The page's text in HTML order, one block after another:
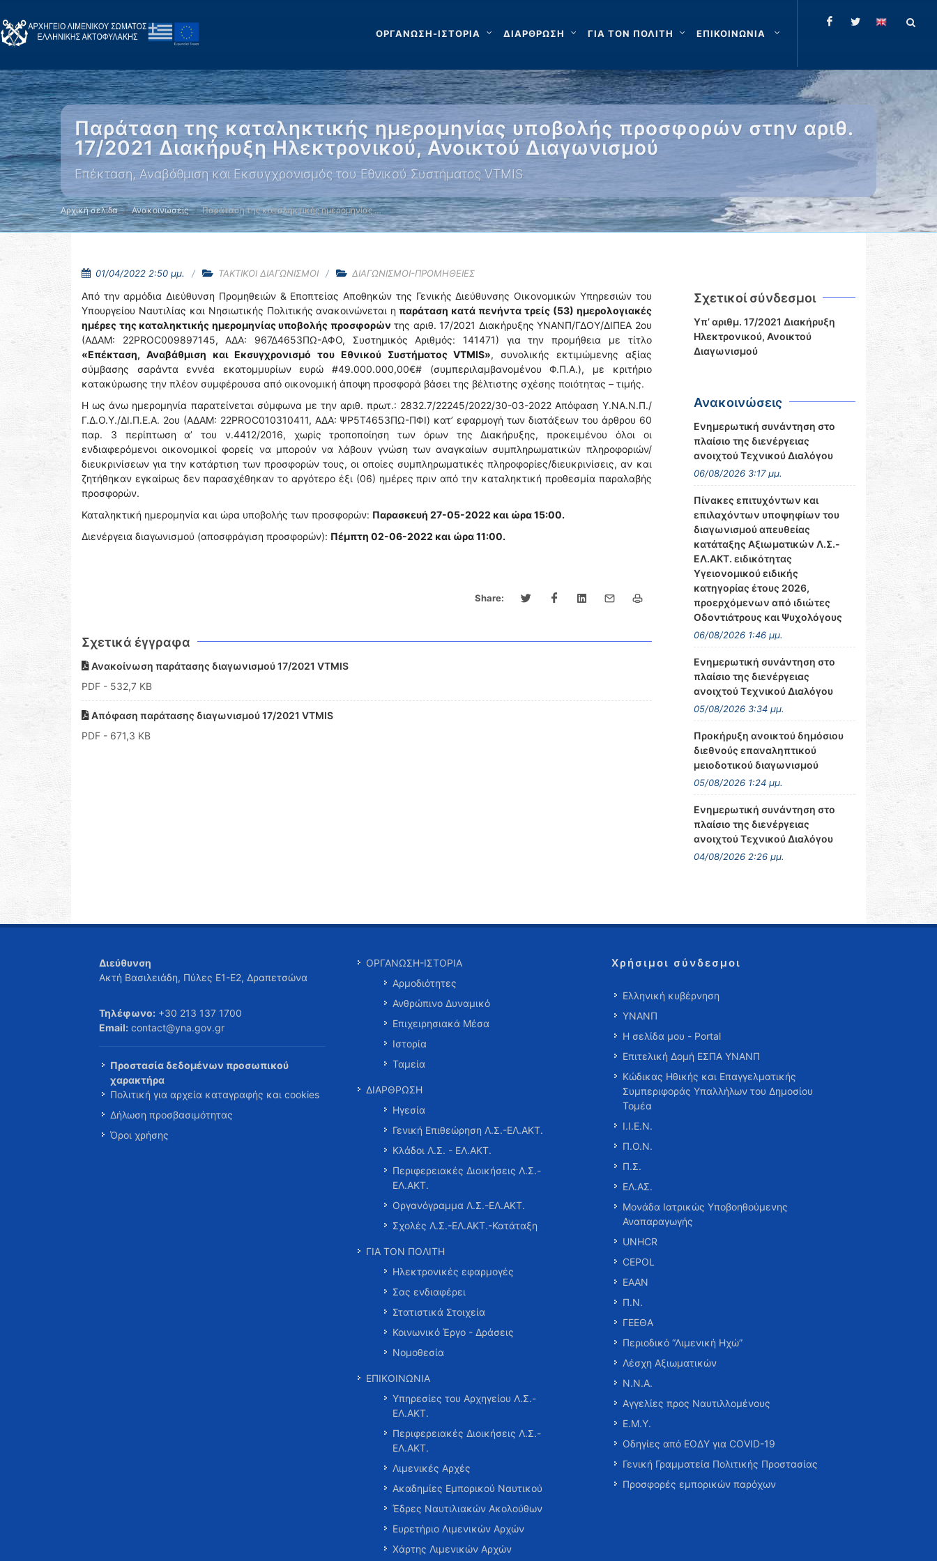
ΟΡΓΑΝΩΣΗ-ΙΣΤΟΡΙΑ ΔΙΑΡΘΡΩΣΗ ΓΙΑ ΤΟΝ ΠΟΛΙΤΗ ΕΠΙΚΟΙΝΩΝΙΑ
Παράταση της καταληκτικής ημερομηνίας υποβολής προσφορών στην αριθ.
17/2021 Διακήρυξη Ηλεκτρονικού, Ανοικτού Διαγωνισμού
Επέκταση, Αναβάθμιση και Εκσυγχρονισμός του Εθνικού Συστήματος VTMIS
Αρχική σελίδα Ανακοινώσεις Παράταση της καταληκτικής ημερομηνίας …
01/04/2022 2:50 μμ. ΤΑΚΤΙΚΟΙ ΔΙΑΓΩΝΙΣΜΟΙ ΔΙΑΓΩΝΙΣΜΟΙ-ΠΡΟΜΗΘΕΙΕΣ
Από την αρμόδια Διεύθυνση Προμηθειών & Εποπτείας Αποθηκών της Γενικής Διεύθυνσης Οικονομικών Υπηρεσιών του
Υπουργείου Ναυτιλίας και Νησιωτικής Πολιτικής ανακοινώνεται η παράταση κατά πενήντα τρείς (53) ημερολογιακές
ημέρες της καταληκτικής ημερομηνίας υποβολής προσφορών της αριθ. 17/2021 Διακήρυξης ΥΝΑΝΠ/ΓΔΟΥ/ΔΙΠΕΑ 2ου
(ΑΔΑΜ: 22PROC009897145, ΑΔΑ: 967Δ4653ΠΩ-ΑΦΟ, Συστημικός Αριθμός: 141471) για την προμήθεια με τίτλο
«Επέκταση, Αναβάθμιση και Εκσυγχρονισμό του Εθνικού Συστήματος VTMIS», συνολικής εκτιμώμενης αξίας
σύμβασης σαράντα εννέα εκατομμυρίων ευρώ #49.000.000,00€# (συμπεριλαμβανομένου Φ.Π.Α.), με κριτήριο
κατακύρωσης την πλέον συμφέρουσα από οικονομική άποψη προσφορά βάσει της βέλτιστης σχέσης ποιότητας – τιμής.
Η ως άνω ημερομηνία παρατείνεται σύμφωνα με την αριθ. πρωτ.: 2832.7/22245/2022/30-03-2022 Απόφαση Υ.ΝΑ.Ν.Π./
Γ.Δ.Ο.Υ./ΔΙ.Π.Ε.Α. 2ου (ΑΔΑΜ: 22PROC010310411, ΑΔΑ: ΨΡ5Τ4653ΠΩ-ΠΦΙ) κατ’ εφαρμογή των διατάξεων του άρθρου 60
παρ. 3 περίπτωση α’ του ν.4412/2016, χωρίς τροποποίηση των όρων της Διακήρυξης, προκειμένου όλοι οι
ενδιαφερόμενοι οικονομικοί φορείς να μπορούν να λάβουν γνώση των αναγκαίων συμπληρωματικών πληροφοριών/
διευκρινίσεων για την κατάρτιση των προσφορών τους, οι οποίες συμπληρωματικές πληροφορίες/διευκρινίσεις, αν και
ζητήθηκαν εγκαίρως δεν παρασχέθηκαν το αργότερο έξι (06) ημέρες πριν από την καταληκτική προθεσμία παραλαβής
προσφορών.
Καταληκτική ημερομηνία και ώρα υποβολής των προσφορών: Παρασκευή 27-05-2022 και ώρα 15:00.
Διενέργεια διαγωνισμού (αποσφράγιση προσφορών): Πέμπτη 02-06-2022 και ώρα 11:00.
Share:
Σχετικά έγγραφα
Ανακοίνωση παράτασης διαγωνισμού 17/2021 VTMIS
PDF - 532,7 KB
Απόφαση παράτασης διαγωνισμού 17/2021 VTMIS
PDF - 671,3 KB
Σχετικοί σύνδεσμοι
Υπ’ αριθμ. 17/2021 Διακήρυξη
Ηλεκτρονικού, Ανοικτού
Διαγωνισμού
Ανακοινώσεις
Ενημερωτική συνάντηση στο
πλαίσιο της διενέργειας
ανοιχτού Τεχνικού Διαλόγου
06/08/2026 3:17 μμ.
Πίνακες επιτυχόντων και
επιλαχόντων υποψηφίων του
διαγωνισμού απευθείας
κατάταξης Αξιωματικών Λ.Σ.-
ΕΛ.ΑΚΤ. ειδικότητας
Υγειονομικού ειδικής
κατηγορίας έτους 2026,
προερχόμενων από ιδιώτες
Οδοντιάτρους και Ψυχολόγους
06/08/2026 1:46 μμ.
Ενημερωτική συνάντηση στο
πλαίσιο της διενέργειας
ανοιχτού Τεχνικού Διαλόγου
05/08/2026 3:34 μμ.
Προκήρυξη ανοικτού δημόσιου
διεθνούς επαναληπτικού
μειοδοτικού διαγωνισμού
05/08/2026 1:24 μμ.
Ενημερωτική συνάντηση στο
πλαίσιο της διενέργειας
ανοιχτού Τεχνικού Διαλόγου
04/08/2026 2:26 μμ.
Διεύθυνση
Ακτή Βασιλειάδη, Πύλες Ε1-Ε2, Δραπετσώνα
Τηλέφωνο: +30 213 137 1700
Email: contact@yna.gov.gr
Προστασία δεδομένων προσωπικού
χαρακτήρα
Πολιτική για αρχεία καταγραφής και cookies
Δήλωση προσβασιμότητας
Όροι χρήσης
ΟΡΓΑΝΩΣΗ-ΙΣΤΟΡΙΑ
Αρμοδιότητες
Ανθρώπινο Δυναμικό
Επιχειρησιακά Μέσα
Ιστορία
Ταμεία
ΔΙΑΡΘΡΩΣΗ
Ηγεσία
Γενική Επιθεώρηση Λ.Σ.-ΕΛ.ΑΚΤ.
Κλάδοι Λ.Σ. - ΕΛ.ΑΚΤ.
Περιφερειακές Διοικήσεις Λ.Σ.-
ΕΛ.ΑΚΤ.
Οργανόγραμμα Λ.Σ.-ΕΛ.ΑΚΤ.
Σχολές Λ.Σ.-ΕΛ.ΑΚΤ.-Κατάταξη
ΓΙΑ ΤΟΝ ΠΟΛΙΤΗ
Ηλεκτρονικές εφαρμογές
Σας ενδιαφέρει
Στατιστικά Στοιχεία
Κοινωνικό Έργο - Δράσεις
Νομοθεσία
ΕΠΙΚΟΙΝΩΝΙΑ
Υπηρεσίες του Αρχηγείου Λ.Σ.-
ΕΛ.ΑΚΤ.
Περιφερειακές Διοικήσεις Λ.Σ.-
ΕΛ.ΑΚΤ.
Λιμενικές Αρχές
Ακαδημίες Εμπορικού Ναυτικού
Έδρες Ναυτιλιακών Ακολούθων
Ευρετήριο Λιμενικών Αρχών
Χάρτης Λιμενικών Αρχών
Χρήσιμοι σύνδεσμοι
Ελληνική κυβέρνηση
ΥΝΑΝΠ
Η σελίδα μου - Portal
Επιτελική Δομή ΕΣΠΑ ΥΝΑΝΠ
Κώδικας Ηθικής και Επαγγελματικής
Συμπεριφοράς Υπαλλήλων του Δημοσίου
Τομέα
Ι.Ι.Ε.Ν.
Π.Ο.Ν.
Π.Σ.
ΕΛ.ΑΣ.
Μονάδα Ιατρικώς Υποβοηθούμενης
Αναπαραγωγής
UNHCR
CEPOL
ΕΑΑΝ
Π.Ν.
ΓΕΕΘΑ
Περιοδικό “Λιμενική Ηχώ”
Λέσχη Αξιωματικών
Ν.Ν.Α.
Αγγελίες προς Ναυτιλλομένους
Ε.Μ.Υ.
Οδηγίες από ΕΟΔΥ για COVID-19
Γενική Γραμματεία Πολιτικής Προστασίας
Προσφορές εμπορικών παρόχων